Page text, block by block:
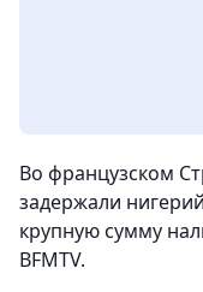
Во французском
задержали
крупную сумму
BFMTV.